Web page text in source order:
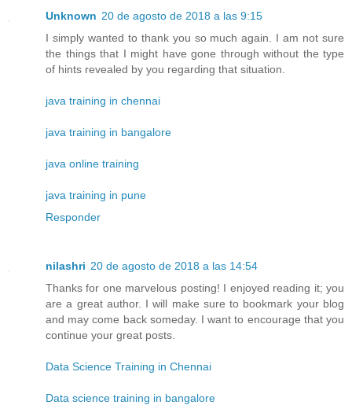
Unknown 20 de agosto de 2018 a las 9:15
I simply wanted to thank you so much again. I am not sure
the things that I might have gone through without the type
of hints revealed by you regarding that situation.
java training in chennai
java training in bangalore
java online training
java training in pune
Responder
nilashri 20 de agosto de 2018 a las 14:54
Thanks for one marvelous posting! I enjoyed reading it; you
are a great author. I will make sure to bookmark your blog
and may come back someday. I want to encourage that you
continue your great posts.
Data Science Training in Chennai
Data science training in bangalore